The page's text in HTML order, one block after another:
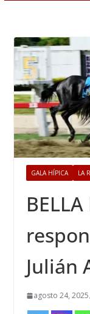
GALA HÍPICA LA
BELLA
Julián
agosto 24, 2025